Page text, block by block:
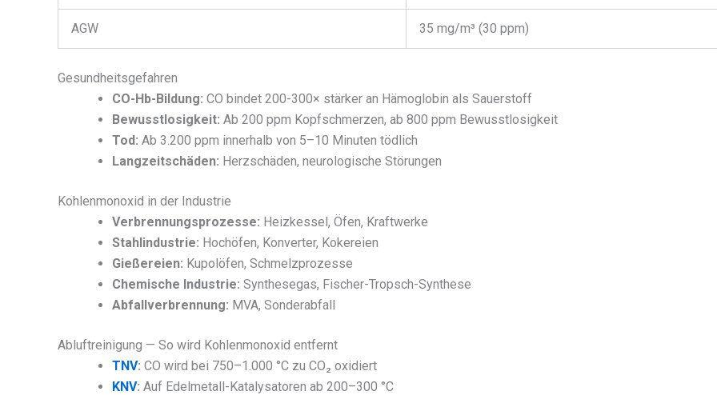
AGW 35 mg/m³ (30 ppm)
Gesundheitsgefahren
CO-Hb-Bildung: CO bindet 200-300× stärker an Hämoglobin als Sauerstoff
Bewusstlosigkeit: Ab 200 ppm Kopfschmerzen, ab 800 ppm Bewusstlosigkeit
Tod: Ab 3.200 ppm innerhalb von 5–10 Minuten tödlich
Langzeitschäden: Herzschäden, neurologische Störungen
Kohlenmonoxid in der Industrie
Verbrennungsprozesse: Heizkessel, Öfen, Kraftwerke
Stahlindustrie: Hochöfen, Konverter, Kokereien
Gießereien: Kupolöfen, Schmelzprozesse
Chemische Industrie: Synthesegas, Fischer-Tropsch-Synthese
Abfallverbrennung: MVA, Sonderabfall
Abluftreinigung — So wird Kohlenmonoxid entfernt
TNV: CO wird bei 750–1.000 °C zu CO₂ oxidiert
KNV: Auf Edelmetall-Katalysatoren ab 200–300 °C